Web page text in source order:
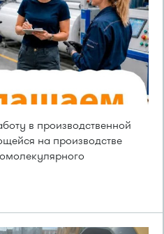
в производственной
на производстве